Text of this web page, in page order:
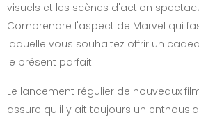
visuels et les scènes d'action
Comprendre l'aspect de Marvel qui
laquelle vous souhaitez offrir un
le présent parfait.
Le lancement régulier de nouveaux
assure qu'il y ait toujours un